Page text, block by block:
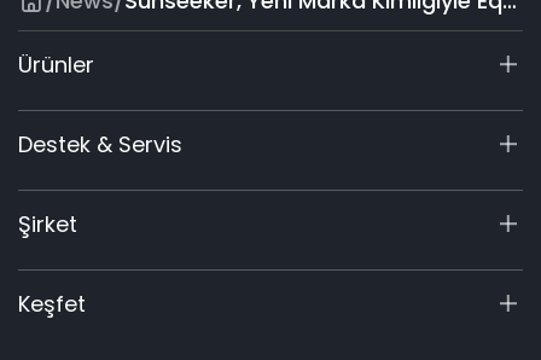
Ürünler
X7
X5
Aksesuarlar
Destek & Servis
Destek Merkezi
Garanti Kayıt
Ürün Sorgulama
Kılavuzlar & Videolar
Şirket
Hakkımızda
Elite Laboratuvarı
Keşfet